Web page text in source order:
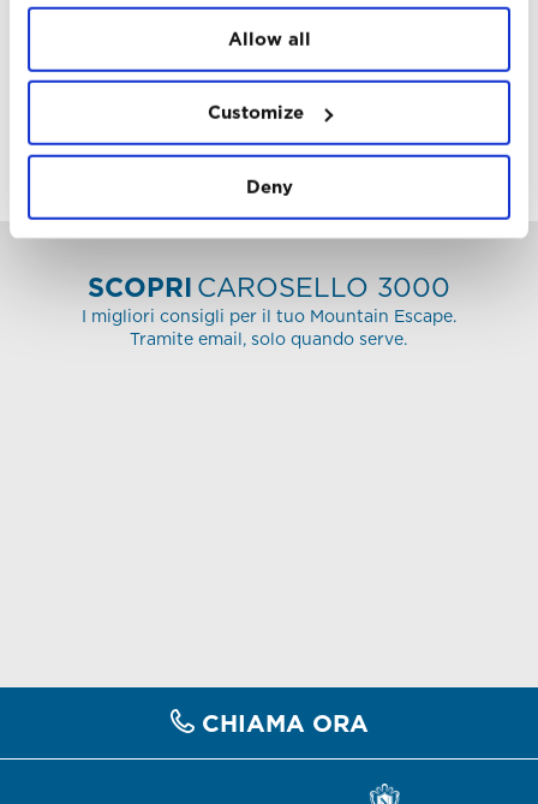
Allow all
Customize
Deny
FOLLOWUS
SCOPRICAROSELLO 3000
I migliori consigli per il tuo Mountain Escape.
Tramite email, solo quando serve.
CHIAMA ORA